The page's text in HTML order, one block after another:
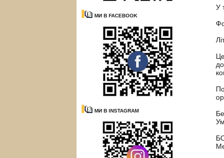
МИ В FACEBOOK
МИ В INSTAGRAM
У